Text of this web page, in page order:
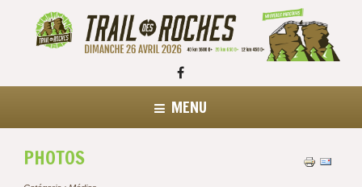
MENU
PHOTOS